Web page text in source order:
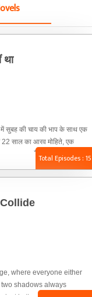
था
में सुबह की चाय की भाप के साथ एक
साल का आरव मोहिते, एक
छात्र। माँ सरकारी स्कूल में
उसकी पूरी दुनिया बस दो
Total Episodes : 15
where everyone either
shadows always